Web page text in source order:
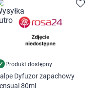
Produkt dostępny
Dyfuzor zapachowy
80ml